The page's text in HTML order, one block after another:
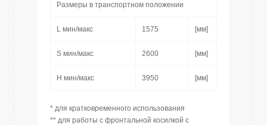
Размеры в транспортном положении
L мин/макс 1575 [мм]
S мин/макс 2600 [мм]
H мин/макс 3950 [мм]
* для кратковременного использования
** для работы с фронтальной косилкой с